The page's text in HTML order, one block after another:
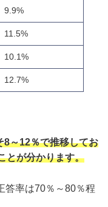
9.9%
11.5%
10.1%
12.7%
8～12％で推移してお
とが分かります。
答率は70％～80％程